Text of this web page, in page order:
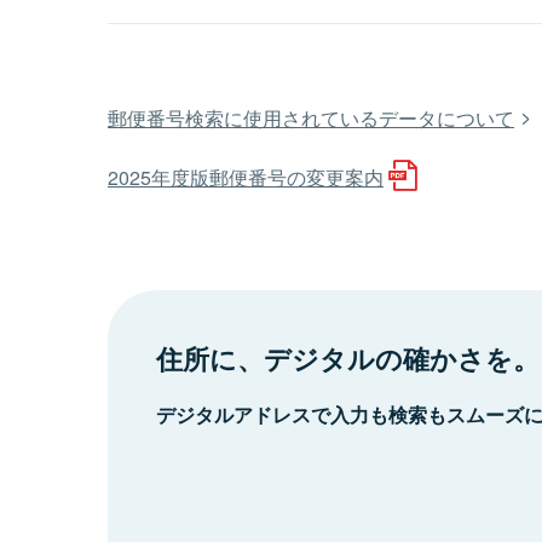
郵便番号検索に使用されているデータについて
2025年度版郵便番号の変更案内
住所に、デジタルの確かさを。
デジタルアドレスで入力も検索もスムーズ